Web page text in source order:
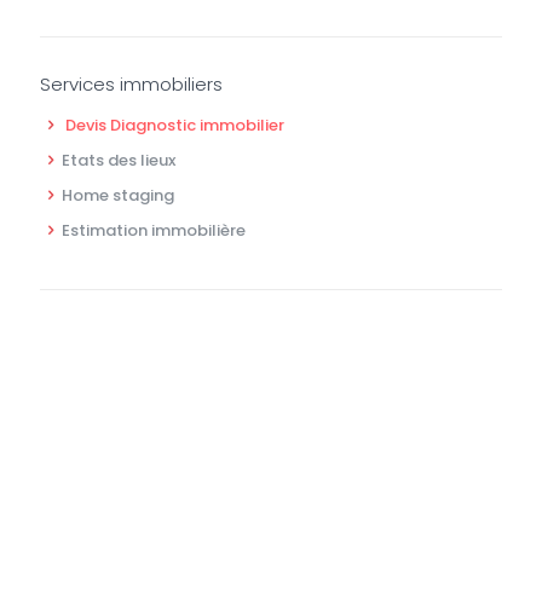
Services immobiliers
Devis Diagnostic immobilier
Etats des lieux
Home staging
Estimation immobilière